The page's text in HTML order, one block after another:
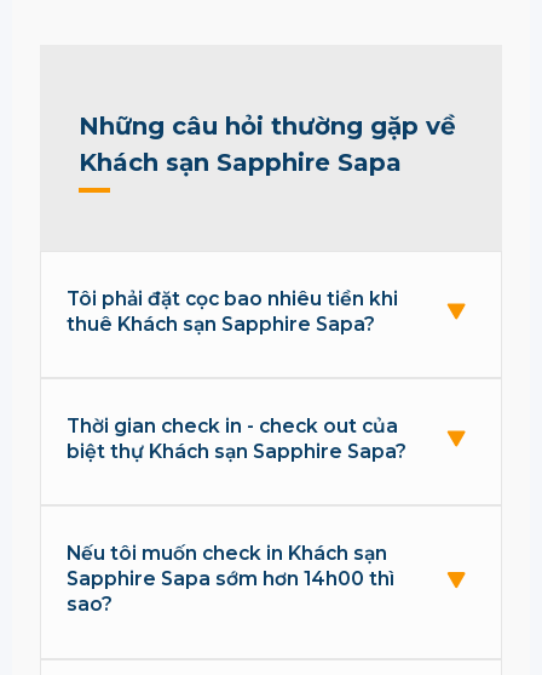
Những câu hỏi thường gặp về
Khách sạn Sapphire Sapa
Tôi phải đặt cọc bao nhiêu tiền khi
thuê Khách sạn Sapphire Sapa?
Thời gian check in - check out của
biệt thự Khách sạn Sapphire Sapa?
Nếu tôi muốn check in Khách sạn
Sapphire Sapa sớm hơn 14h00 thì
sao?